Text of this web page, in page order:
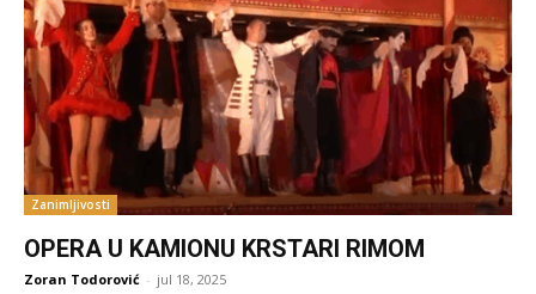
Zanimljivosti
OPERA U KAMIONU KRSTARI RIMOM
Zoran Todorović - jul 18, 2025